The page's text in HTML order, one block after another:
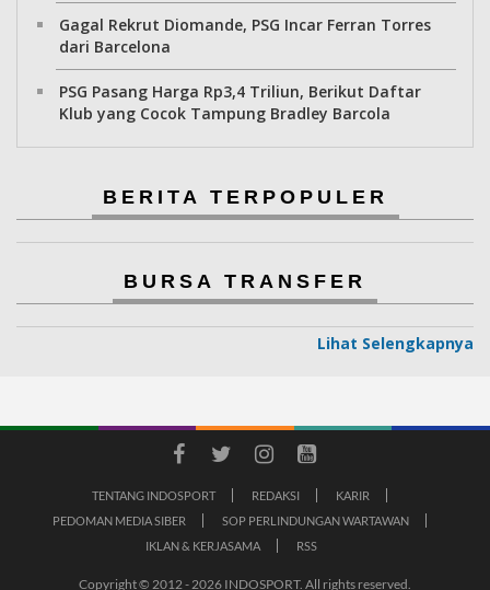
Gagal Rekrut Diomande, PSG Incar Ferran Torres
dari Barcelona
PSG Pasang Harga Rp3,4 Triliun, Berikut Daftar
Klub yang Cocok Tampung Bradley Barcola
BERITA TERPOPULER
BURSA TRANSFER
Lihat Selengkapnya
TENTANG INDOSPORT REDAKSI
KARIR
PEDOMAN MEDIA SIBER
SOP PERLINDUNGAN WARTAWAN
IKLAN & KERJASAMA
RSS
Copyright © 2012 - 2026 INDOSPORT. All rights reserved.